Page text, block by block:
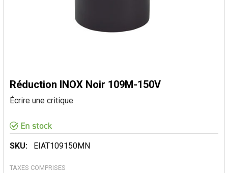
Réduction INOX Noir 109M-150V
Écrire une critique
SKU: EIAT109150MN
TAXES COMPRISES